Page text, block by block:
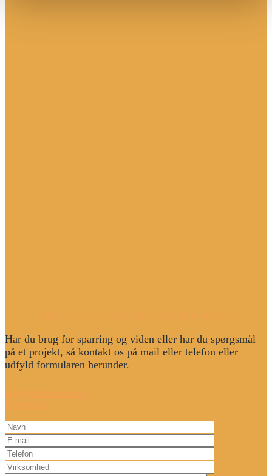
Har du brug for sparring og viden eller har du spørgsmål
på et projekt, så kontakt os på mail eller telefon eller
udfyld formularen herunder.